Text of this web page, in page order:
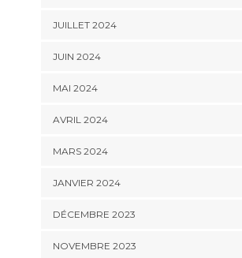
JUILLET 2024
JUIN 2024
MAI 2024
AVRIL 2024
MARS 2024
JANVIER 2024
DÉCEMBRE 2023
NOVEMBRE 2023